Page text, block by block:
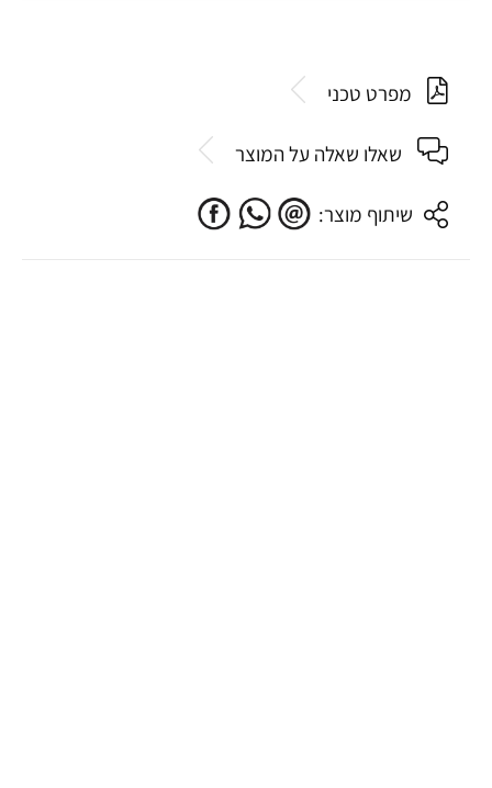
מפרט טכני
שאלו שאלה על המוצר
שיתוף מוצר: